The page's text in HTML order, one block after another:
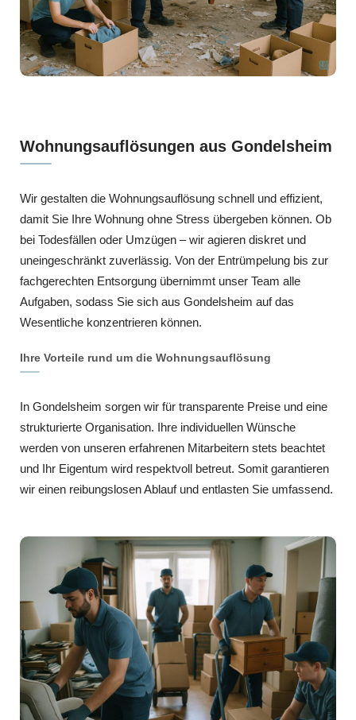
Wohnungsauflösungen aus Gondelsheim
Wir gestalten die Wohnungsauflösung schnell und effizient,
damit Sie Ihre Wohnung ohne Stress übergeben können. Ob
bei Todesfällen oder Umzügen – wir agieren diskret und
uneingeschränkt zuverlässig. Von der Entrümpelung bis zur
fachgerechten Entsorgung übernimmt unser Team alle
Aufgaben, sodass Sie sich aus Gondelsheim auf das
Wesentliche konzentrieren können.
Ihre Vorteile rund um die Wohnungsauflösung
In Gondelsheim sorgen wir für transparente Preise und eine
strukturierte Organisation. Ihre individuellen Wünsche
werden von unseren erfahrenen Mitarbeitern stets beachtet
und Ihr Eigentum wird respektvoll betreut. Somit garantieren
wir einen reibungslosen Ablauf und entlasten Sie umfassend.